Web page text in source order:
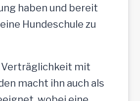
haben und bereit
Hundeschule zu
Verträglichkeit mit
macht ihn auch als